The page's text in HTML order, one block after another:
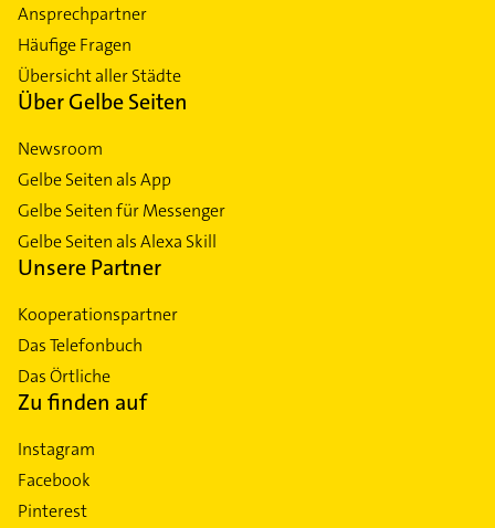
Ansprechpartner
Häufige Fragen
Übersicht aller Städte
Über Gelbe Seiten
Newsroom
Gelbe Seiten als App
Gelbe Seiten für Messenger
Gelbe Seiten als Alexa Skill
Unsere Partner
Kooperationspartner
Das Telefonbuch
Das Örtliche
Zu finden auf
Instagram
Facebook
Pinterest